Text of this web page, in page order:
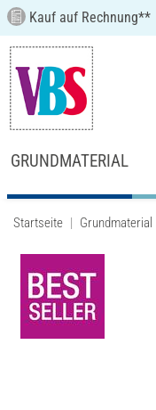
Kauf auf Rechnung**
GRUNDMATERIAL
Startseite Grundmaterial